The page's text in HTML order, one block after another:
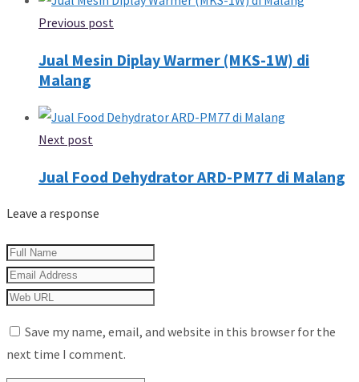
Previous post
Jual Mesin Diplay Warmer (MKS-1W) di
Malang
Next post
Jual Food Dehydrator ARD-PM77 di Malang
Leave a response
Save my name, email, and website in this browser for the
next time I comment.